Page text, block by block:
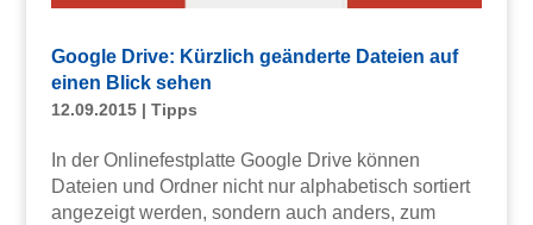
Google Drive: Kürzlich geänderte Dateien auf
einen Blick sehen
12.09.2015| Tipps
In der Onlinefestplatte Google Drive können
Dateien und Ordner nicht nur alphabetisch sortiert
angezeigt werden, sondern auch anders, zum